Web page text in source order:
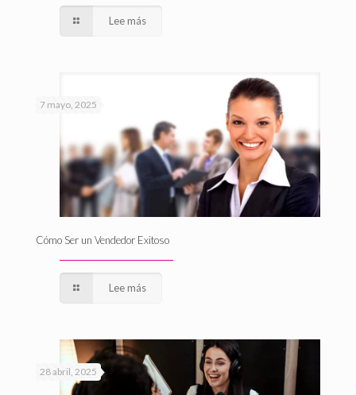
Lee más
7 mayo, 2025
Cómo Ser un Vendedor Exitoso
Lee más
28 abril, 2025